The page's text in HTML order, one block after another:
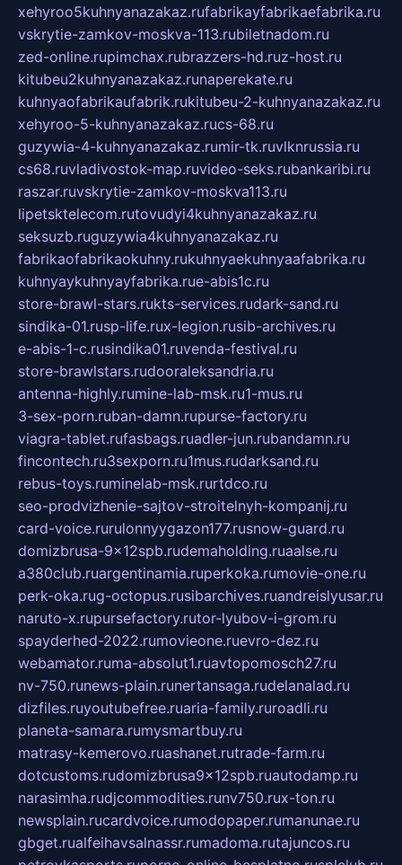
xehyroo5kuhnyanazakaz.rufabrikayfabrikaefabrika.ru
vskrytie-zamkov-moskva-113.rubiletnadom.ru
zed-online.rupimchax.rubrazzers-hd.ruz-host.ru
kitubeu2kuhnyanazakaz.runaperekate.ru
kuhnyaofabrikaufabrik.rukitubeu-2-kuhnyanazakaz.ru
xehyroo-5-kuhnyanazakaz.rucs-68.ru
guzywia-4-kuhnyanazakaz.rumir-tk.ruvlknrussia.ru
cs68.ruvladivostok-map.ruvideo-seks.rubankaribi.ru
raszar.ruvskrytie-zamkov-moskva113.ru
lipetsktelecom.rutovudyi4kuhnyanazakaz.ru
seksuzb.ruguzywia4kuhnyanazakaz.ru
fabrikaofabrikaokuhny.rukuhnyaekuhnyaafabrika.ru
kuhnyaykuhnyayfabrika.rue-abis1c.ru
store-brawl-stars.rukts-services.rudark-sand.ru
sindika-01.rusp-life.rux-legion.rusib-archives.ru
e-abis-1-c.rusindika01.ruvenda-festival.ru
store-brawlstars.rudooraleksandria.ru
antenna-highly.rumine-lab-msk.ru1-mus.ru
3-sex-porn.ruban-damn.rupurse-factory.ru
viagra-tablet.rufasbags.ruadler-jun.rubandamn.ru
fincontech.ru3sexporn.ru1mus.rudarksand.ru
rebus-toys.ruminelab-msk.rurtdco.ru
seo-prodvizhenie-sajtov-stroitelnyh-kompanij.ru
card-voice.rurulonnyygazon177.rusnow-guard.ru
domizbrusa-9x12spb.rudemaholding.ruaalse.ru
a380club.ruargentinamia.ruperkoka.rumovie-one.ru
perk-oka.rug-octopus.rusibarchives.ruandreislyusar.ru
naruto-x.rupursefactory.rutor-lyubov-i-grom.ru
spayderhed-2022.rumovieone.ruevro-dez.ru
webamator.ruma-absolut1.ruavtopomosch27.ru
nv-750.runews-plain.runertansaga.rudelanalad.ru
dizfiles.ruyoutubefree.ruaria-family.ruroadli.ru
planeta-samara.rumysmartbuy.ru
matrasy-kemerovo.ruashanet.rutrade-farm.ru
dotcustoms.rudomizbrusa9x12spb.ruautodamp.ru
narasimha.rudjcommodities.runv750.rux-ton.ru
newsplain.rucardvoice.rumodopaper.rumanunae.ru
gbget.rualfeihavsalnassr.rumadoma.rutajuncos.ru